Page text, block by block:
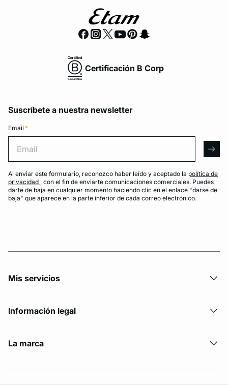
Certificación B Corp
Suscríbete a nuestra newsletter
Email *
Al enviar este formulario, reconozco haber leído y aceptado la política de
privacidad , con el fin de enviarte comunicaciones comerciales. Puedes
darte de baja en cualquier momento haciendo clic en el enlace "darse de
baja" que aparece en la parte inferior de cada correo electrónico.
Mis servicios
Información legal
La marca